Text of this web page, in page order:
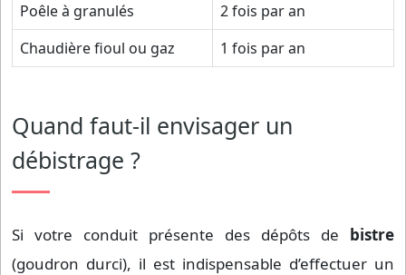
Poêle à granulés
2 fois par an
Chaudière fioul ou gaz
1 fois par an
Quand faut-il envisager un
débistrage ?
Si votre conduit présente des dépôts de bistre
(goudron durci), il est indispensable d’effectuer un